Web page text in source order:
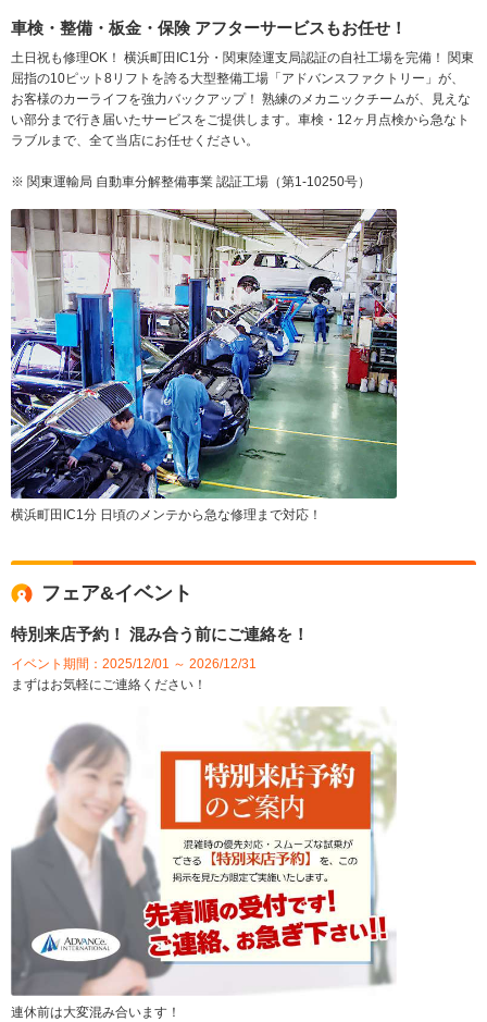
車検・整備・板金・保険 アフターサービスもお任せ！
土日祝も修理OK！ 横浜町田IC1分・関東陸運支局認証の自社工場を完備！ 関東
屈指の10ピット8リフトを誇る大型整備工場「アドバンスファクトリー」が、
お客様のカーライフを強力バックアップ！ 熟練のメカニックチームが、見えな
い部分まで行き届いたサービスをご提供します。車検・12ヶ月点検から急なト
ラブルまで、全て当店にお任せください。
※ 関東運輸局 自動車分解整備事業 認証工場（第1-10250号）
横浜町田IC1分 日頃のメンテから急な修理まで対応！
フェア&イベント
特別来店予約！ 混み合う前にご連絡を！
イベント期間：2025/12/01 ～ 2026/12/31
まずはお気軽にご連絡ください！
連休前は大変混み合います！